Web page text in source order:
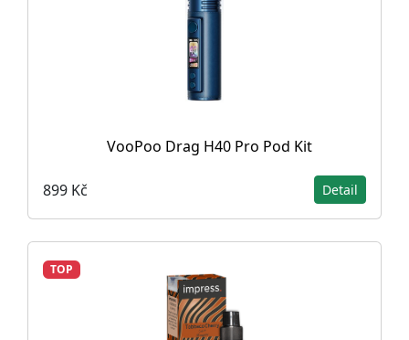
VooPoo Drag H40 Pro Pod Kit
899 Kč Detail
TOP